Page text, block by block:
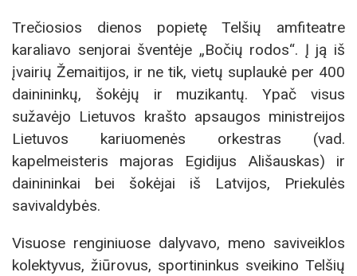
Trečiosios dienos popietę Telšių amfiteatre
karaliavo senjorai šventėje „Bočių rodos“. Į ją iš
įvairių Žemaitijos, ir ne tik, vietų suplaukė per 400
dainininkų, šokėjų ir muzikantų. Ypač visus
sužavėjo Lietuvos krašto apsaugos ministreijos
Lietuvos kariuomenės orkestras (vad.
kapelmeisteris majoras Egidijus Ališauskas) ir
dainininkai bei šokėjai iš Latvijos, Priekulės
savivaldybės.
Visuose renginiuose dalyvavo, meno saviveiklos
kolektyvus, žiūrovus, sportininkus sveikino Telšių